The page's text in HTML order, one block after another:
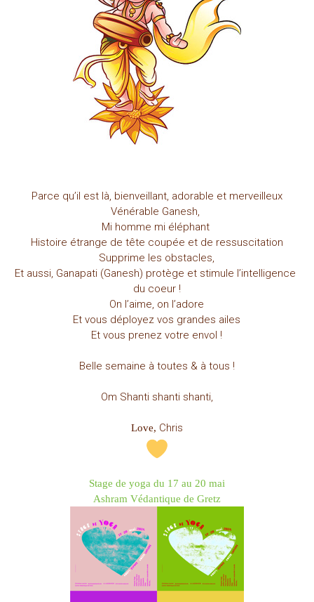
Parce qu’il est là, bienveillant, adorable et merveilleux
Vénérable Ganesh,
Mi homme mi éléphant
Histoire étrange de tête coupée et de ressuscitation
Supprime les obstacles,
Et aussi, Ganapati (Ganesh) protège et stimule l’intelligence
du coeur !
On l’aime, on l’adore
Et vous déployez vos grandes ailes
Et vous prenez votre envol !
Belle semaine à toutes & à tous !
Om Shanti shanti shanti,
Love, Chris
Stage de yoga du 17 au 20 mai
Ashram Védantique de Gretz